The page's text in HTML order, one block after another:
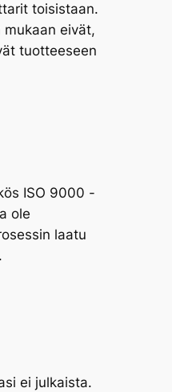
toisistaan.
mukaan eivät,
tuotteeseen
ISO 9000 -
ole
laatu
ei julkaista.